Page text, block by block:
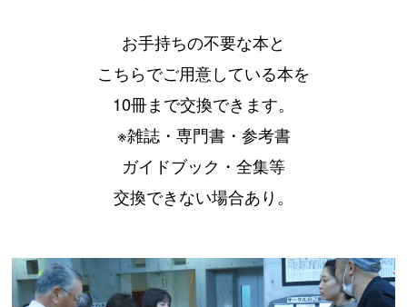
お手持ちの不要な本と
こちらでご用意している本を
10冊まで交換できます。
※雑誌・専門書・参考書
ガイドブック・全集等
交換できない場合あり。